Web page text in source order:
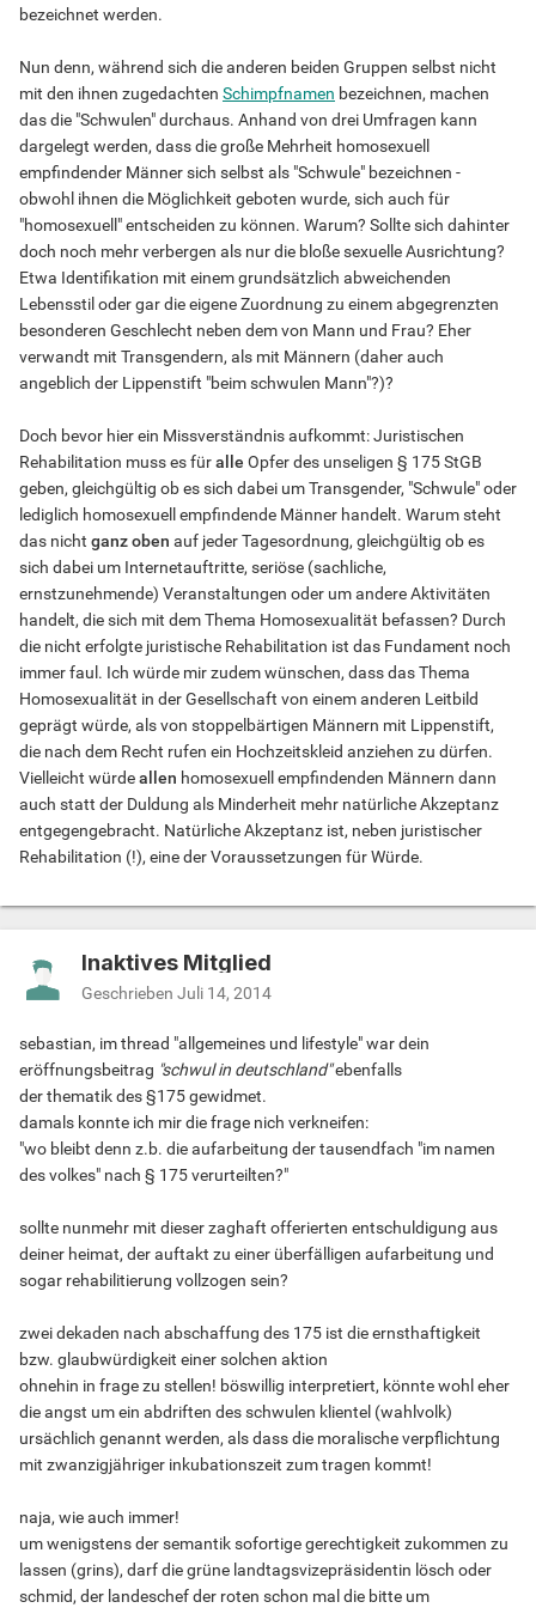
bezeichnet werden.
Nun denn, während sich die anderen beiden Gruppen selbst nicht
mit den ihnen zugedachten Schimpfnamen bezeichnen, machen
das die "Schwulen" durchaus. Anhand von drei Umfragen kann
dargelegt werden, dass die große Mehrheit homosexuell
empfindender Männer sich selbst als "Schwule" bezeichnen -
obwohl ihnen die Möglichkeit geboten wurde, sich auch für
"homosexuell" entscheiden zu können. Warum? Sollte sich dahinter
doch noch mehr verbergen als nur die bloße sexuelle Ausrichtung?
Etwa Identifikation mit einem grundsätzlich abweichenden
Lebensstil oder gar die eigene Zuordnung zu einem abgegrenzten
besonderen Geschlecht neben dem von Mann und Frau? Eher
verwandt mit Transgendern, als mit Männern (daher auch
angeblich der Lippenstift "beim schwulen Mann"?)?
Doch bevor hier ein Missverständnis aufkommt: Juristischen
Rehabilitation muss es füralle Opfer des unseligen § 175 StGB
geben, gleichgültig ob es sich dabei um Transgender, "Schwule" oder
lediglich homosexuell empfindende Männer handelt. Warum steht
das nicht ganz oben auf jeder Tagesordnung, gleichgültig ob es
sich dabei um Internetauftritte, seriöse (sachliche,
ernstzunehmende) Veranstaltungen oder um andere Aktivitäten
handelt, die sich mit dem Thema Homosexualität befassen? Durch
die nicht erfolgte juristische Rehabilitation ist das Fundament noch
immer faul. Ich würde mir zudem wünschen, dass das Thema
Homosexualität in der Gesellschaft von einem anderen Leitbild
geprägt würde, als von stoppelbärtigen Männern mit Lippenstift,
die nach dem Recht rufen ein Hochzeitskleid anziehen zu dürfen.
Vielleicht würdeallen homosexuell empfindenden Männern dann
auch statt der Duldung als Minderheit mehr natürliche Akzeptanz
entgegengebracht. Natürliche Akzeptanz ist, neben juristischer
Rehabilitation (!), eine der Voraussetzungen für Würde.
Inaktives Mitglied
Geschrieben Juli 14, 2014
sebastian, im thread "allgemeines und lifestyle" war dein
eröffnungsbeitrag "schwul in deutschland"ebenfalls
der thematik des §175 gewidmet.
damals konnte ich mir die frage nich verkneifen:
"wo bleibt denn z.b. die aufarbeitung der tausendfach "im namen
des volkes" nach § 175 verurteilten?"
sollte nunmehr mit dieser zaghaft offerierten entschuldigung aus
deiner heimat, der auftakt zu einer überfälligen aufarbeitung und
sogar rehabilitierung vollzogen sein?
zwei dekaden nach abschaffung des 175 ist die ernsthaftigkeit
bzw. glaubwürdigkeit einer solchen aktion
ohnehin in frage zu stellen! böswillig interpretiert, könnte wohl eher
die angst um ein abdriften des schwulen klientel (wahlvolk)
ursächlich genannt werden, als dass die moralische verpflichtung
mit zwanzigjähriger inkubationszeit zum tragen kommt!
naja, wie auch immer!
um wenigstens der semantik sofortige gerechtigkeit zukommen zu
lassen (grins), darf die grüne landtagsvizepräsidentin lösch oder
schmid, der landeschef der roten schon mal die bitte um